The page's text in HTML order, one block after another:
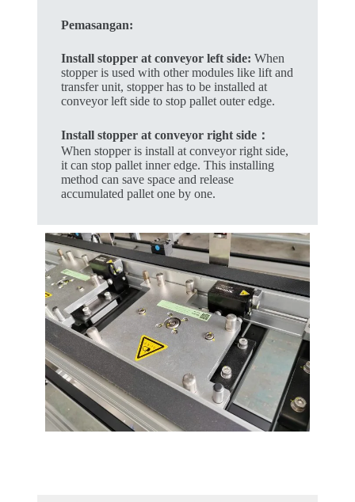
Pemasangan:
Install stopper at conveyor left side: When
stopper is used with other modules like lift and
transfer unit, stopper has to be installed at
conveyor left side to stop pallet outer edge.
Install stopper at conveyor right side：
When stopper is install at conveyor right side,
it can stop pallet inner edge. This installing
method can save space and release
accumulated pallet one by one.